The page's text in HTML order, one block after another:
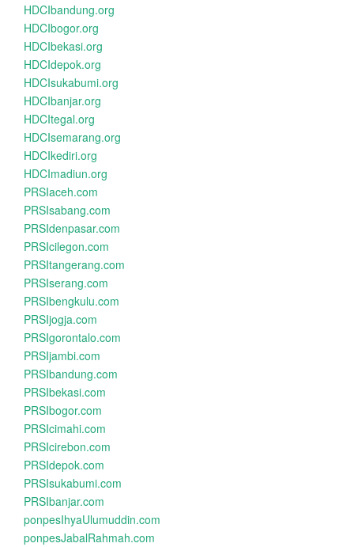
HDCIbandung.org
HDCIbogor.org
HDCIbekasi.org
HDCIdepok.org
HDCIsukabumi.org
HDCIbanjar.org
HDCItegal.org
HDCIsemarang.org
HDCIkediri.org
HDCImadiun.org
PRSIaceh.com
PRSIsabang.com
PRSIdenpasar.com
PRSIcilegon.com
PRSItangerang.com
PRSIserang.com
PRSIbengkulu.com
PRSIjogja.com
PRSIgorontalo.com
PRSIjambi.com
PRSIbandung.com
PRSIbekasi.com
PRSIbogor.com
PRSIcimahi.com
PRSIcirebon.com
PRSIdepok.com
PRSIsukabumi.com
PRSIbanjar.com
ponpesIhyaUlumuddin.com
ponpesJabalRahmah.com